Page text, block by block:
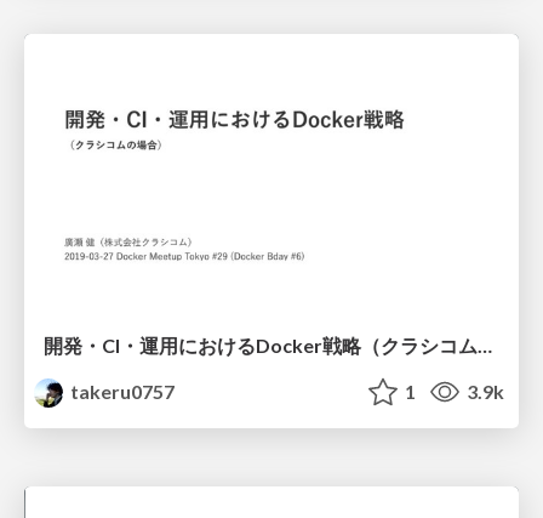
takeru0757
1 3.9k